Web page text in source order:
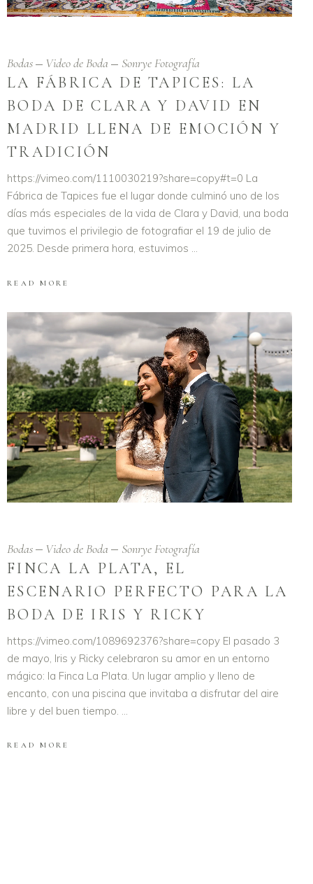
Bodas Video de Boda Sonrye Fotografía
LA FÁBRICA DE TAPICES: LA
BODA DE CLARA Y DAVID EN
MADRID LLENA DE EMOCIÓN Y
TRADICIÓN
https://vimeo.com/1110030219?share=copy#t=0 La
Fábrica de Tapices fue el lugar donde culminó uno de los
días más especiales de la vida de Clara y David, una boda
que tuvimos el privilegio de fotografiar el 19 de julio de
2025. Desde primera hora, estuvimos
READ MORE
Bodas Video de Boda Sonrye Fotografía
FINCA LA PLATA, EL
ESCENARIO PERFECTO PARA LA
BODA DE IRIS Y RICKY
https://vimeo.com/1089692376?share=copy El pasado 3
de mayo, Iris y Ricky celebraron su amor en un entorno
mágico: la Finca La Plata. Un lugar amplio y lleno de
encanto, con una piscina que invitaba a disfrutar del aire
libre y del buen tiempo.
READ MORE